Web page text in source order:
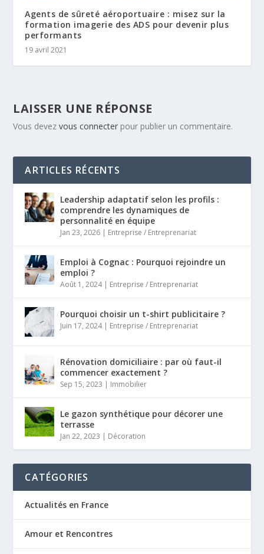
Agents de sûreté aéroportuaire : misez sur la
formation imagerie des ADS pour devenir plus
performants
19 avril 2021
LAISSER UNE RÉPONSE
Vous devezvous connecter pour publier un commentaire.
ARTICLES RÉCENTS
Leadership adaptatif selon les profils :
comprendre les dynamiques de
personnalité en équipe
Jan 23, 2026 | Entreprise / Entreprenariat
Emploi à Cognac : Pourquoi rejoindre un
emploi ?
Août 1, 2024| Entreprise / Entreprenariat
Pourquoi choisir un t-shirt publicitaire ?
Juin 17, 2024| Entreprise / Entreprenariat
Rénovation domiciliaire : par où faut-il
commencer exactement ?
Sep 15, 2023 | Immobilier
Le gazon synthétique pour décorer une
terrasse
Jan 22, 2023 | Décoration
CATÉGORIES
Actualités en France
Amour et Rencontres